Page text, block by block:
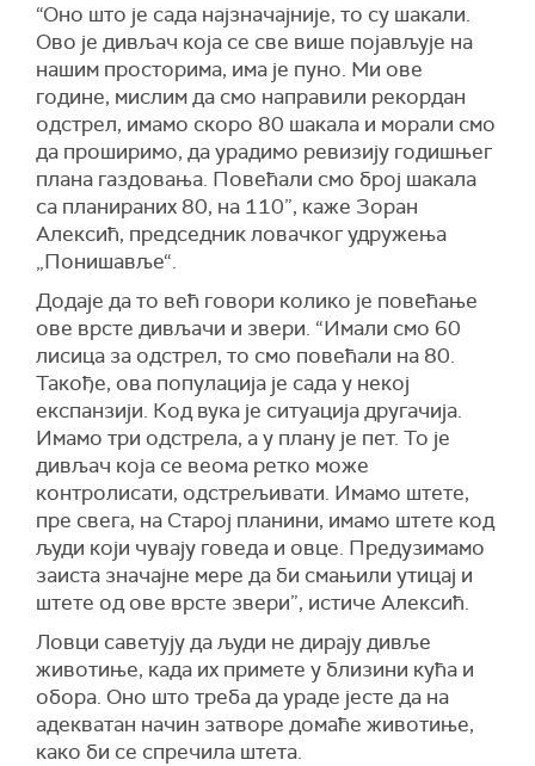
“Оно што је сада најзначајније, то су шакали.
Ово је дивљач која се све више појављује на
нашим просторима, има је пуно. Ми ове
године, мислим да смо направили рекордан
одстрел, имамо скоро 80 шакала и морали смо
да проширимо, да урадимо ревизију годишњег
плана газдовања. Повећали смо број шакала
са планираних 80, на 110”, каже Зоран
Алексић, председник ловачког удружења
„Понишавље“.
Додаје да то већ говори колико је повећање
ове врсте дивљачи и звери. “Имали смо 60
лисица за одстрел, то смо повећали на 80.
Такође, ова популација је сада у некој
експанзији. Код вука је ситуација другачија.
Имамо три одстрела, а у плану је пет. То је
дивљач која се веома ретко може
контролисати, одстрељивати. Имамо штете,
пре свега, на Старој планини, имамо штете код
људи који чувају говеда и овце. Предузимамо
заиста значајне мере да би смањили утицај и
штете од ове врсте звери”, истиче Алексић.
Ловци саветују да људи не дирају дивље
животиње, када их примете у близини кућа и
обора. Оно што треба да ураде јесте да на
адекватан начин затворе домаће животиње,
како би се спречила штета.